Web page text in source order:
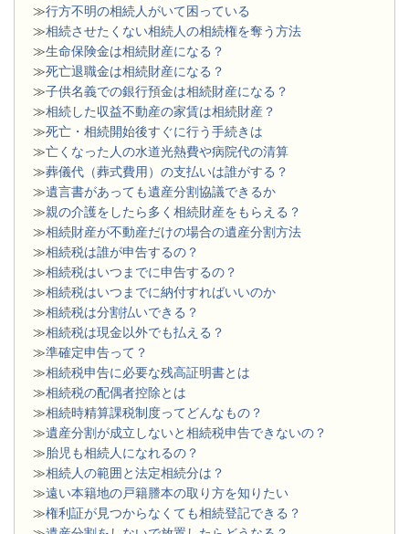
≫行方不明の相続人がいて困っている
≫相続させたくない相続人の相続権を奪う方法
≫生命保険金は相続財産になる？
≫死亡退職金は相続財産になる？
≫子供名義での銀行預金は相続財産になる？
≫相続した収益不動産の家賃は相続財産？
≫死亡・相続開始後すぐに行う手続きは
≫亡くなった人の水道光熱費や病院代の清算
≫葬儀代（葬式費用）の支払いは誰がする？
≫遺言書があっても遺産分割協議できるか
≫親の介護をしたら多く相続財産をもらえる？
≫相続財産が不動産だけの場合の遺産分割方法
≫相続税は誰が申告するの？
≫相続税はいつまでに申告するの？
≫相続税はいつまでに納付すればいいのか
≫相続税は分割払いできる？
≫相続税は現金以外でも払える？
≫準確定申告って？
≫相続税申告に必要な残高証明書とは
≫相続税の配偶者控除とは
≫相続時精算課税制度ってどんなもの？
≫遺産分割が成立しないと相続税申告できないの？
≫胎児も相続人になれるの？
≫相続人の範囲と法定相続分は？
≫遠い本籍地の戸籍謄本の取り方を知りたい
≫権利証が見つからなくても相続登記できる？